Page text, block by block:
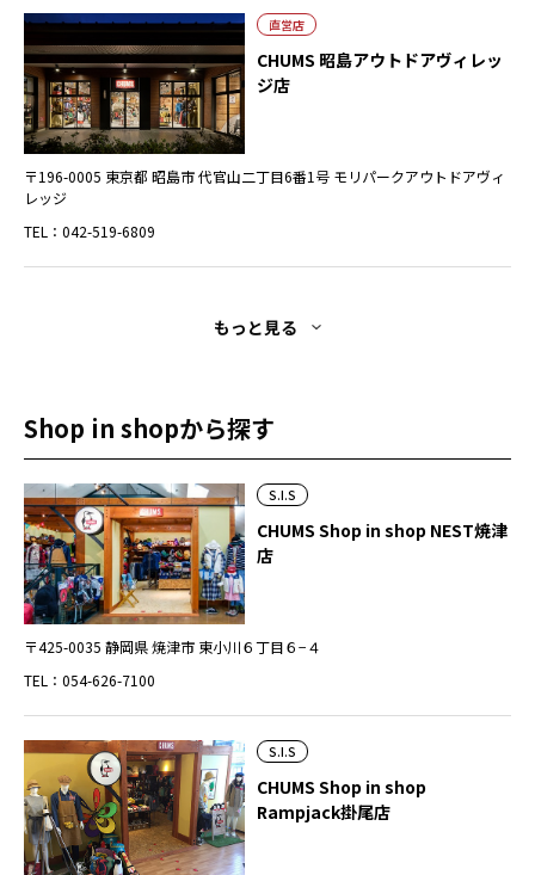
直営店
CHUMS 昭島アウトドアヴィレッ
ジ店
〒196-0005 東京都 昭島市 代官山二丁目6番1号 モリパークアウトドアヴィ
レッジ
TEL：042-519-6809
もっと見る
Shop in shopから探す
S.I.S
CHUMS Shop in shop NEST焼津
店
〒425-0035 静岡県 焼津市 東小川６丁目６−４
TEL：054-626-7100
S.I.S
CHUMS Shop in shop
Rampjack掛尾店